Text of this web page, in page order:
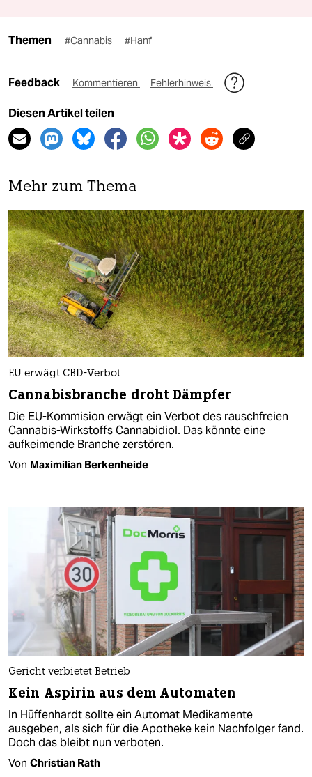
Themen #Cannabis #Hanf
Feedback Kommentieren Fehlerhinweis
Diesen Artikel teilen
Mehr zum Thema
EU erwägt CBD-Verbot
Cannabisbranche droht Dämpfer
Die EU-Kommision erwägt ein Verbot des rauschfreien
Cannabis-Wirkstoffs Cannabidiol. Das könnte eine
aufkeimende Branche zerstören.
Von Maximilian Berkenheide
Gericht verbietet Betrieb
Kein Aspirin aus dem Automaten
In Hüffenhardt sollte ein Automat Medikamente
ausgeben, als sich für die Apotheke kein Nachfolger fand.
Doch das bleibt nun verboten.
Von Christian Rath